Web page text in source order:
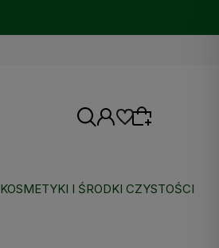
KOSMETYKI I ŚRODKI CZYSTOŚCI